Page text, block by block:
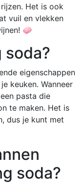
Het is ook
vuil en vlekken
🧼
soda?
eigenschappen
keuken. Wanneer
pasta die
te maken. Het is
dus je kunt met
soda?